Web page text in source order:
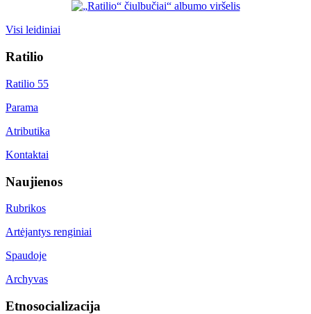
Visi leidiniai
Ratilio
Ratilio 55
Parama
Atributika
Kontaktai
Naujienos
Rubrikos
Artėjantys renginiai
Spaudoje
Archyvas
Etnosocializacija